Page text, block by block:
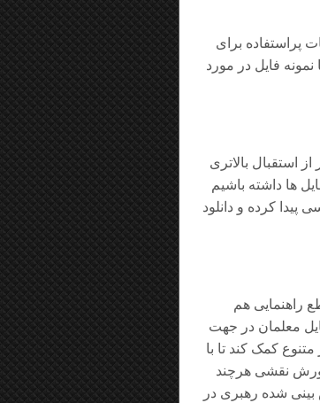
پراستفاده برای
فایل در مورد
بالاتری
ها داشته باشیم
کرده و دانلود
راهنمایی هم
معلمان در جهت
کمک کند تا با
نقشی هرچند
شده رهبری در